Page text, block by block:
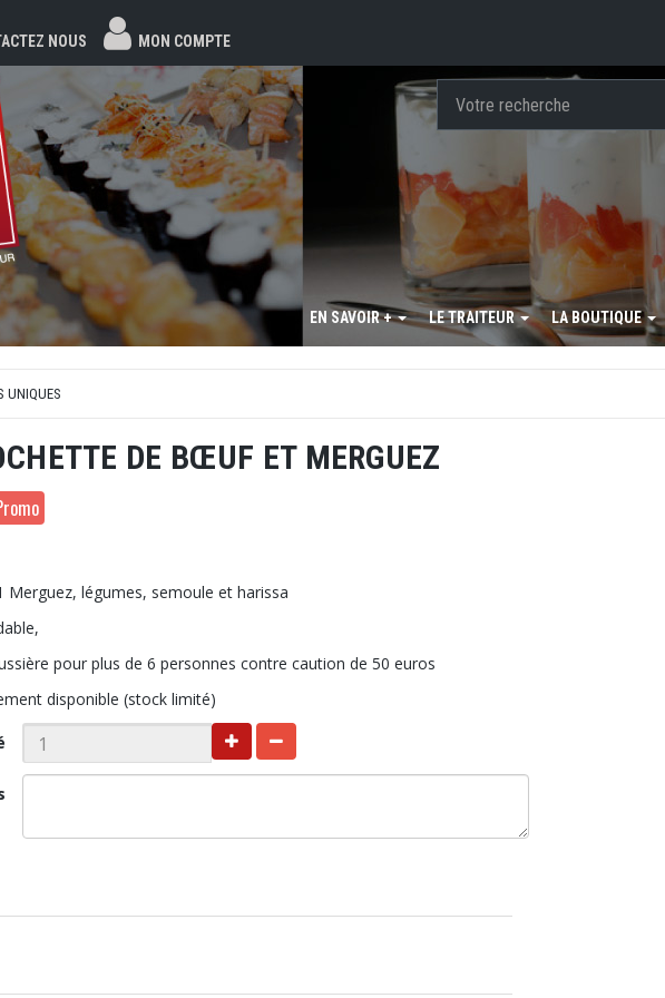
NOUS MON COMPTE
EN SAVOIR + LE TRAITEUR LA BOUTIQUE
UNIQUES
DE BŒUF ET MERGUEZ
légumes, semoule et harissa
pour plus de 6 personnes contre caution de 50 euros
disponible (stock limité)